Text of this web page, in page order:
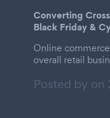
Converting
Black Friday &
Online
overall retail
Posted by on